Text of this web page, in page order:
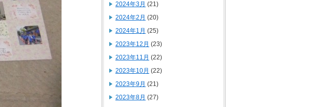
2024年3月 (21)
2024年2月 (20)
2024年1月 (25)
2023年12月 (23)
2023年11月 (22)
2023年10月 (22)
2023年9月 (21)
2023年8月 (27)